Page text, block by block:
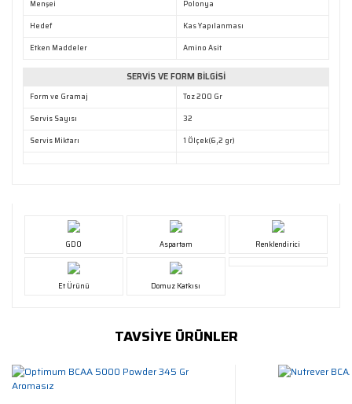
Menşei
Polonya
Hedef
Kas Yapılanması
Etken Maddeler
Amino Asit
SERVİS VE FORM BİLGİSİ
Form ve Gramaj
Toz 200 Gr
Servis Sayısı
32
Servis Miktarı
1 Ölçek(6,2 gr)
GDO Aspartam Renklendirici
Et Ürünü Domuz Katkısı
TAVSİYE ÜRÜNLER